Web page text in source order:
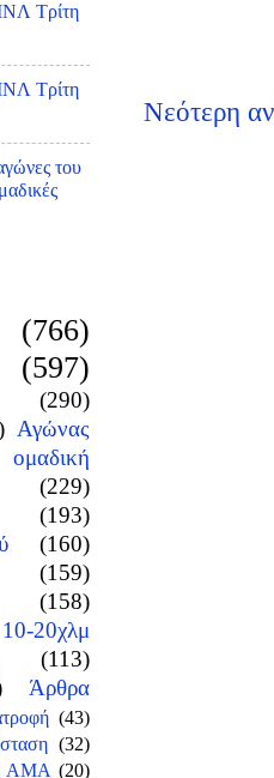
Νεότερη
Τρίτη
Τρίτη
του
(766)
(597)
(290)
Αγώνας
ομαδική
(229)
(193)
(160)
(159)
(158)
10-20χλμ
(113)
Άρθρα
(43)
(32)
ΑΜΑ (20)